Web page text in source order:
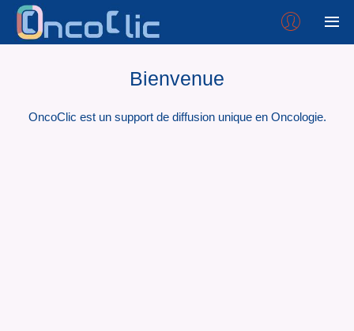
Bienvenue
OncoClic est un support de diffusion unique en Oncologie.